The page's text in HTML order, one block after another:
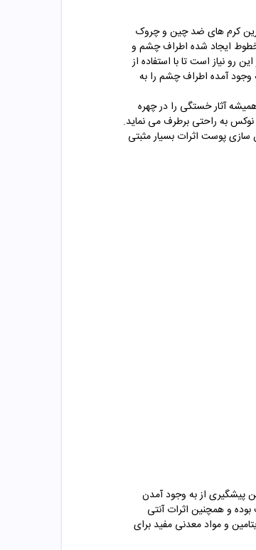
کرم های ضد چین و چروک
خطوط ایجاد شده اطراف چشم و
رو نیاز است تا با استفاده از
وجود آمده اطراف چشم را به
آثار خستگی را در چهره
نوکس به راحتی برطرف می نماید.
پوست اثرات بسیار مثبتی
پیشگیری از به وجود آمدن
و همچنین اثرات آنتی
و مواد معدنی مفید برای